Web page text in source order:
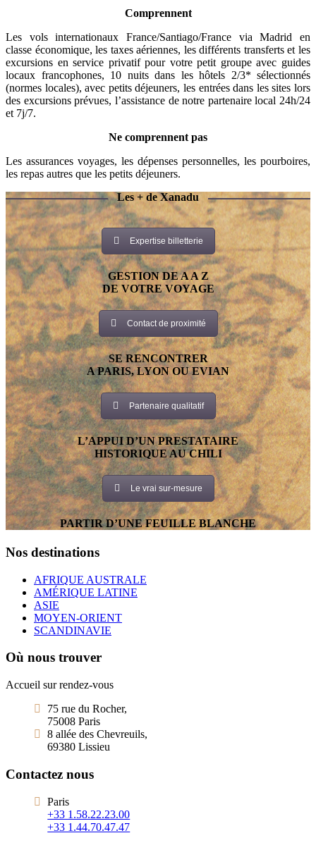
Comprennent
Les vols internationaux France/Santiago/France via Madrid en
classe économique, les taxes aériennes, les différents transferts et les
excursions en service privatif pour votre petit groupe avec guides
locaux francophones, 10 nuits dans les hôtels 2/3* sélectionnés
(normes locales), avec petits déjeuners, les entrées dans les sites lors
des excursions prévues, l’assistance de notre partenaire local 24h/24
et 7j/7.
Ne comprennent pas
Les assurances voyages, les dépenses personnelles, les pourboires,
les repas autres que les petits déjeuners.
Les + de Xanadu
Expertise billetterie
GESTION DE A A Z
DE VOTRE VOYAGE
Contact de proximité
SE RENCONTRER
A PARIS, LYON OU EVIAN
Partenaire qualitatif
L’APPUI D’UN PRESTATAIRE
HISTORIQUE AU CHILI
Le vrai sur-mesure
PARTIR D’UNE FEUILLE BLANCHE
Nos destinations
AFRIQUE AUSTRALE
AMÉRIQUE LATINE
ASIE
MOYEN-ORIENT
SCANDINAVIE
Où nous trouver
Accueil sur rendez-vous
75 rue du Rocher,
75008 Paris
8 allée des Chevreuils,
69380 Lissieu
Contactez nous
Paris
+33 1.58.22.23.00
+33 1.44.70.47.47